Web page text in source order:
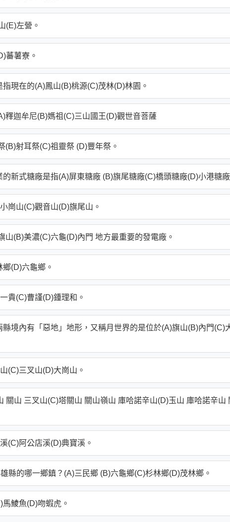
(E)左營。
蕃薯寮。
現在的(A)鳳山(B)桃源(C)茂林(D)林園。
釋迦牟尼(B)媽祖(C)三山國王(D)觀世音菩薩
(B)射耳祭(C)祖靈祭 (D)豐年祭。
新式糖廠是指(A)屏東糖廠 (B)旗尾糖廠(C)橋頭糖廠(D)小港糖
崗山(C)觀音山(D)旗尾山。
(B)美濃(C)六龜(D)內門 地方最重要的發電廠。
(D)六龜鄉。
貴(C)曹謹(D)鍾理和。
境內有「惡地」地形，又稱月世界的是位於(A)旗山(B)內門(C)
(C)三叉山(D)大崗山。
關山 三叉山(C)塔關山 關山嶺山 庫哈諾辛山(D)玉山 庫哈諾辛山
(C)阿公店溪(D)典寶溪。
縣的哪一鄉鎮？(A)三民鄉 (B)六龜鄉(C)杉林鄉(D)茂林鄉。
鯪魚(D)吻蝦虎。